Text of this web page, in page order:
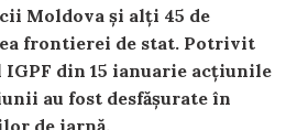
Moldova și alți 45 de
frontierei de stat. Potrivit
din 15 ianuarie acțiunile
au fost desfășurate în
de iarnă.